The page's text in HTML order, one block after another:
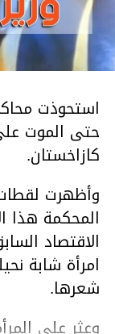
استحوذت
حتى الموت
كازاخستان.
وأظهرت
المحكمة هذا
الاقتصاد
امرأة شابة
شعرها.
وعثر على